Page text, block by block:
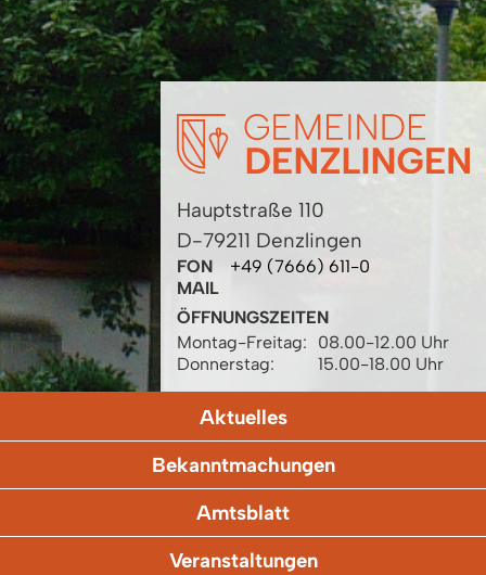
Hauptstraße 110
D-79211 Denzlingen
FON
+49 (7666) 611-0
MAIL
ÖFFNUNGSZEITEN
Montag-Freitag:
08.00-12.00 Uhr
Donnerstag:
15.00-18.00 Uhr
Aktuelles
Bekanntmachungen
Amtsblatt
Veranstaltungen